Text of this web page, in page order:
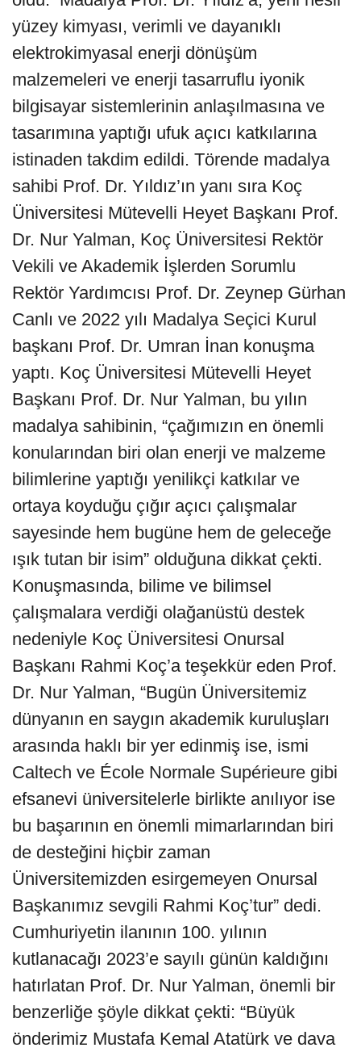
yüzey kimyası, verimli ve dayanıklı
elektrokimyasal enerji dönüşüm
malzemeleri ve enerji tasarruflu iyonik
bilgisayar sistemlerinin anlaşılmasına ve
tasarımına yaptığı ufuk açıcı katkılarına
istinaden takdim edildi. Törende madalya
sahibi Prof. Dr. Yıldız’ın yanı sıra Koç
Üniversitesi Mütevelli Heyet Başkanı Prof.
Dr. Nur Yalman, Koç Üniversitesi Rektör
Vekili ve Akademik İşlerden Sorumlu
Rektör Yardımcısı Prof. Dr. Zeynep Gürhan
Canlı ve 2022 yılı Madalya Seçici Kurul
başkanı Prof. Dr. Umran İnan konuşma
yaptı. Koç Üniversitesi Mütevelli Heyet
Başkanı Prof. Dr. Nur Yalman, bu yılın
madalya sahibinin, “çağımızın en önemli
konularından biri olan enerji ve malzeme
bilimlerine yaptığı yenilikçi katkılar ve
ortaya koyduğu çığır açıcı çalışmalar
sayesinde hem bugüne hem de geleceğe
ışık tutan bir isim” olduğuna dikkat çekti.
Konuşmasında, bilime ve bilimsel
çalışmalara verdiği olağanüstü destek
nedeniyle Koç Üniversitesi Onursal
Başkanı Rahmi Koç’a teşekkür eden Prof.
Dr. Nur Yalman, “Bugün Üniversitemiz
dünyanın en saygın akademik kuruluşları
arasında haklı bir yer edinmiş ise, ismi
Caltech ve École Normale Supérieure gibi
efsanevi üniversitelerle birlikte anılıyor ise
bu başarının en önemli mimarlarından biri
de desteğini hiçbir zaman
Üniversitemizden esirgemeyen Onursal
Başkanımız sevgili Rahmi Koç’tur” dedi.
Cumhuriyetin ilanının 100. yılının
kutlanacağı 2023’e sayılı günün kaldığını
hatırlatan Prof. Dr. Nur Yalman, önemli bir
benzerliğe şöyle dikkat çekti: “Büyük
önderimiz Mustafa Kemal Atatürk ve dava